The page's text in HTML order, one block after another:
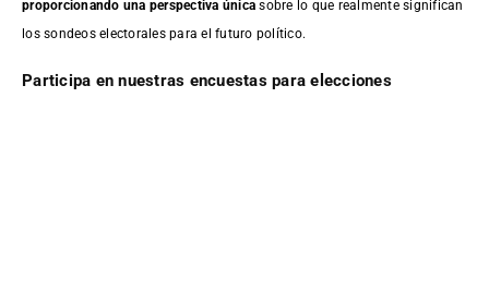
proporcionando una perspectiva única sobre lo que realmente significan
los sondeos electorales para el futuro político.
Participa en nuestras encuestas para elecciones